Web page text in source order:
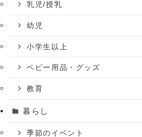
乳児/授乳
幼児
小学生以上
ベビー用品・グッズ
教育
暮らし
季節のイベント